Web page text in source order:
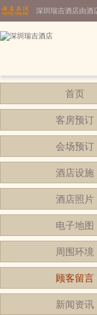
深圳瑞吉酒店由酒
首页
客房预订
会场预订
酒店设施
酒店照片
电子地图
周围环境
顾客留言
新闻资讯